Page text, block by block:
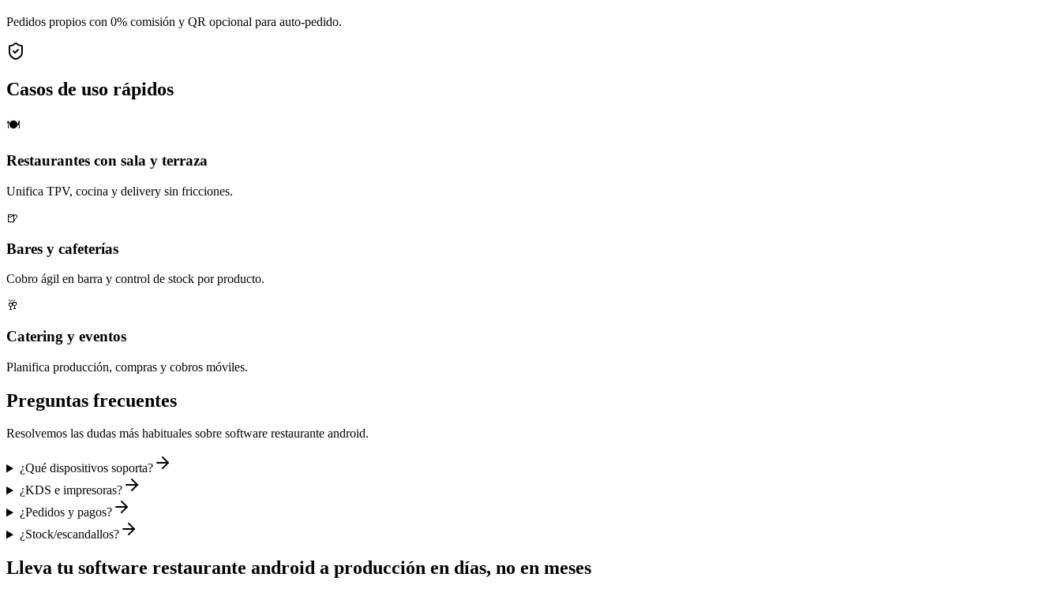
Pedidos propios con 0% comisión y QR opcional para auto-pedido.
Casos de uso rápidos
🍽️
Restaurantes con sala y terraza
Unifica TPV, cocina y delivery sin fricciones.
🍺
Bares y cafeterías
Cobro ágil en barra y control de stock por producto.
🥂
Catering y eventos
Planifica producción, compras y cobros móviles.
Preguntas frecuentes
Resolvemos las dudas más habituales sobre software restaurante android.
¿Qué dispositivos soporta?
¿KDS e impresoras?
¿Pedidos y pagos?
¿Stock/escandallos?
Lleva tu software restaurante android a producción en días, no en meses